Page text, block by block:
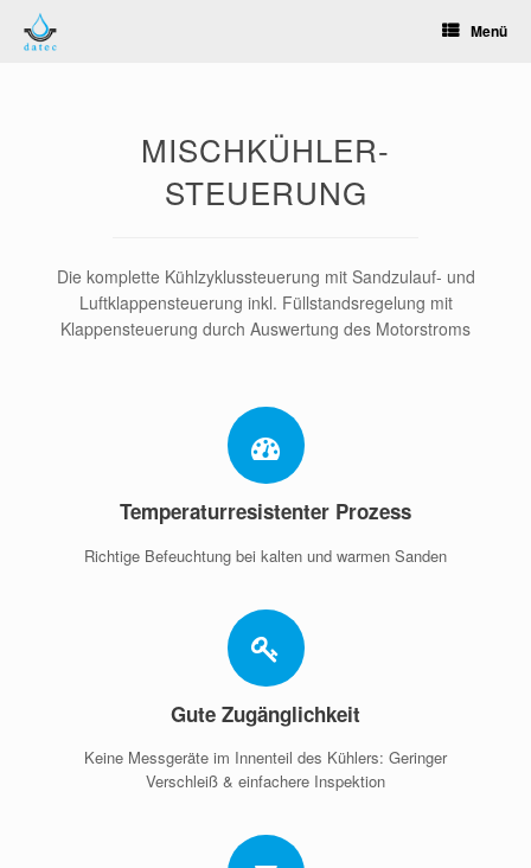
Inhalt
springen
Menü
MISCHKÜHLER-
STEUERUNG
Die komplette Kühlzyklussteuerung mit Sandzulauf- und
Luftklappensteuerung inkl. Füllstandsregelung mit
Klappensteuerung durch Auswertung des Motorstroms
Temperaturresistenter Prozess
Richtige Befeuchtung bei kalten und warmen Sanden
Gute Zugänglichkeit
Keine Messgeräte im Innenteil des Kühlers: Geringer
Verschleiß & einfachere Inspektion